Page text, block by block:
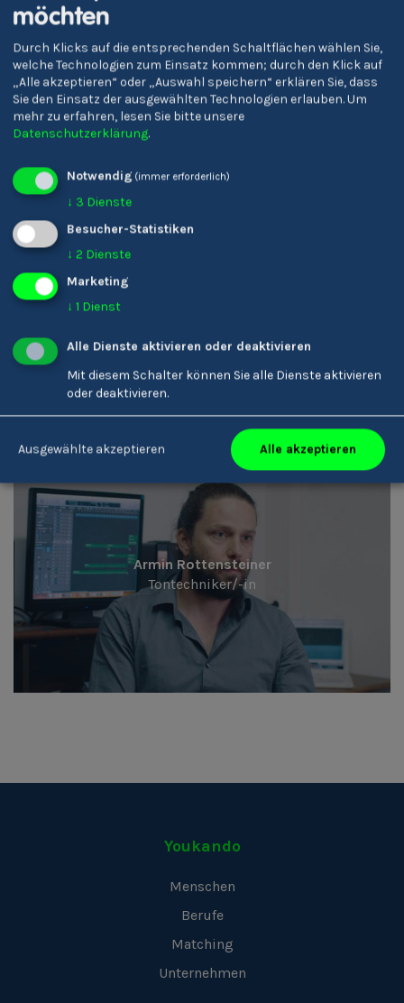
Verena Gschnell
Bildungsreferent/-in
Armin Rottensteiner
Tontechniker/-in
Youkando
Menschen
Berufe
Matching
Unternehmen
möchten
Durch Klicks auf die entsprechenden Schaltflächen wählen Sie,
welche Technologien zum Einsatz kommen; durch den Klick auf
„Alle akzeptieren“ oder „Auswahl speichern“ erklären Sie, dass
Sie den Einsatz der ausgewählten Technologien erlauben.Um
mehr zu erfahren, lesen Sie bitte unsere
Datenschutzerklärung.
Notwendig (immer erforderlich)
↓ 3 Dienste
Besucher-Statistiken
↓ 2 Dienste
Marketing
↓ 1 Dienst
Alle Dienste aktivieren oder deaktivieren
Mit diesem Schalter können Sie alle Dienste aktivieren
oder deaktivieren.
Ausgewählte akzeptieren Alle akzeptieren